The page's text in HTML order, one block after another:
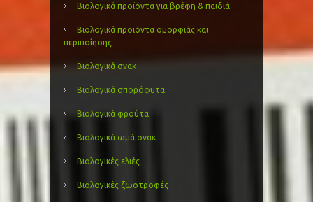
Βιολογικά προϊόντα για βρέφη & παιδιά
Βιολογικά προιόντα ομορφιάς και
περιποίησης
Βιολογικά σνακ
Βιολογικά σπορόφυτα
Βιολογικά φρούτα
Βιολογικά ωμά σνακ
Βιολογικές ελιές
Βιολογικές ζωοτροφές